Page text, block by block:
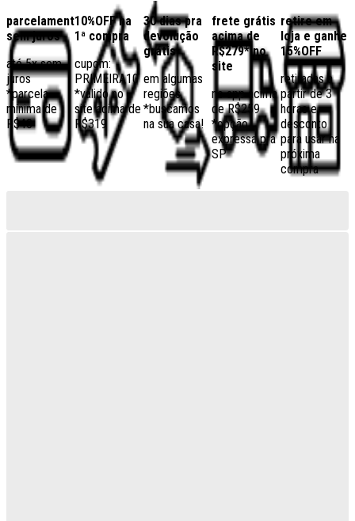
parcelamento
sem juros
até 5x sem
juros
*parcela
mínima de
R$40
10%OFF na
1ª compra
cupom:
PRIMEIRA10
*válido no
site acima de
R$319
30 dias pra
devolução
grátis
em algumas
regiões,
*buscamos
na sua casa!
frete grátis
acima de
R$279* no
site
no app acima
de R$259
*opção
expressa pra
SP
retire em
loja e ganhe
15%OFF
retiradas a
partir de 3
horas e
desconto
para usar na
próxima
compra